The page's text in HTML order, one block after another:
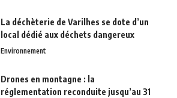
La déchèterie de Varilhes se dote d’un
local dédié aux déchets dangereux
Environnement
Drones en montagne : la
réglementation reconduite jusqu’au 31